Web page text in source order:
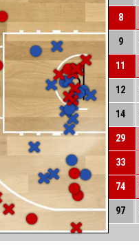
8
9
11
12
14
29
33
74
97